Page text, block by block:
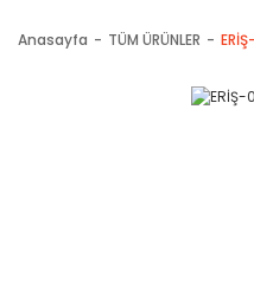
Anasayfa TÜM ÜRÜNLER